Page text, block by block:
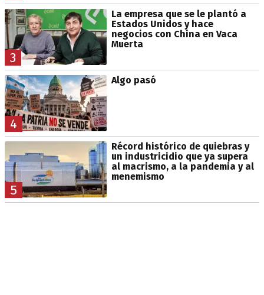
3
La empresa que se le plantó a
Estados Unidos y hace
negocios con China en Vaca
Muerta
4
Algo pasó
5
Récord histórico de quiebras y
un industricidio que ya supera
al macrismo, a la pandemia y al
menemismo